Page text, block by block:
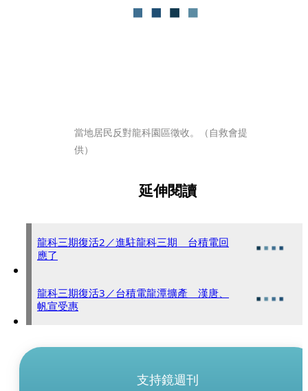
當地居民反對龍科園區徵收。（自救會提
供）
延伸閱讀
龍科三期復活2／進駐龍科三期 台積電回
應了
龍科三期復活3／台積電龍潭擴產 漢唐、
帆宣受惠
支持鏡週刊